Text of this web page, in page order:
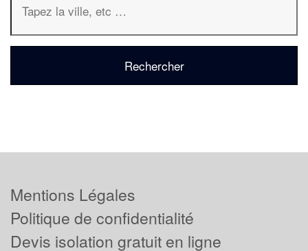
Mentions Légales
Politique de confidentialité
Devis isolation gratuit en ligne